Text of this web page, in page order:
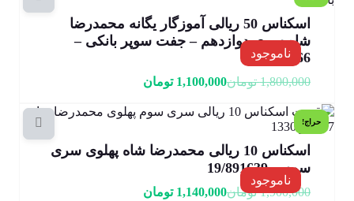
ناموجود
اسکناس 50 ریالی آموزگار یگانه محمدرضا
شاه سری دوازدهم – جفت سوپر بانکی –
28/847266
1,800,000 تومان1,100,000 تومان
حراج!
ناموجود
اسکناس 10 ریالی محمدرضا شاه پهلوی سری
سوم – 19/891639
1,900,000 تومان1,140,000 تومان